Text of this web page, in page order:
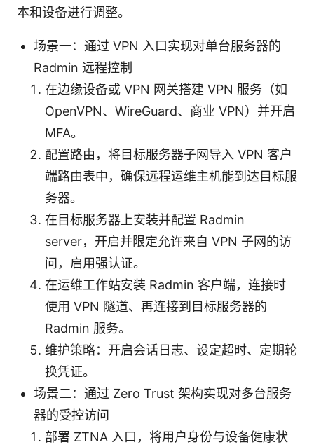
本和设备进行调整。
场景一：通过 VPN 入口实现对单台服务器的
Radmin 远程控制
在边缘设备或 VPN 网关搭建 VPN 服务（如
OpenVPN、WireGuard、商业 VPN）并开启
MFA。
配置路由，将目标服务器子网导入 VPN 客户
端路由表中，确保远程运维主机能到达目标服
务器。
在目标服务器上安装并配置 Radmin
server，开启并限定允许来自 VPN 子网的访
问，启用强认证。
在运维工作站安装 Radmin 客户端，连接时
使用 VPN 隧道、再连接到目标服务器的
Radmin 服务。
维护策略：开启会话日志、设定超时、定期轮
换凭证。
场景二：通过 Zero Trust 架构实现对多台服务
器的受控访问
部署 ZTNA 入口，将用户身份与设备健康状